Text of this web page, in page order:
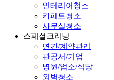
인테리어청소
카페트청소
사무실청소
스페셜크리닝
연간/계약관리
관공서/기업
병원/업소/식당
외벽청소